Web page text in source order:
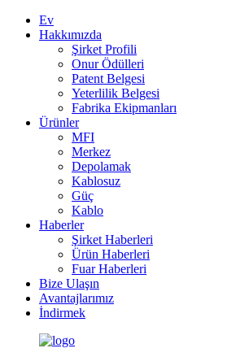
Ev
Hakkımızda
Şirket Profili
Onur Ödülleri
Patent Belgesi
Yeterlilik Belgesi
Fabrika Ekipmanları
Ürünler
MFI
Merkez
Depolamak
Kablosuz
Güç
Kablo
Haberler
Şirket Haberleri
Ürün Haberleri
Fuar Haberleri
Bize Ulaşın
Avantajlarımız
İndirmek